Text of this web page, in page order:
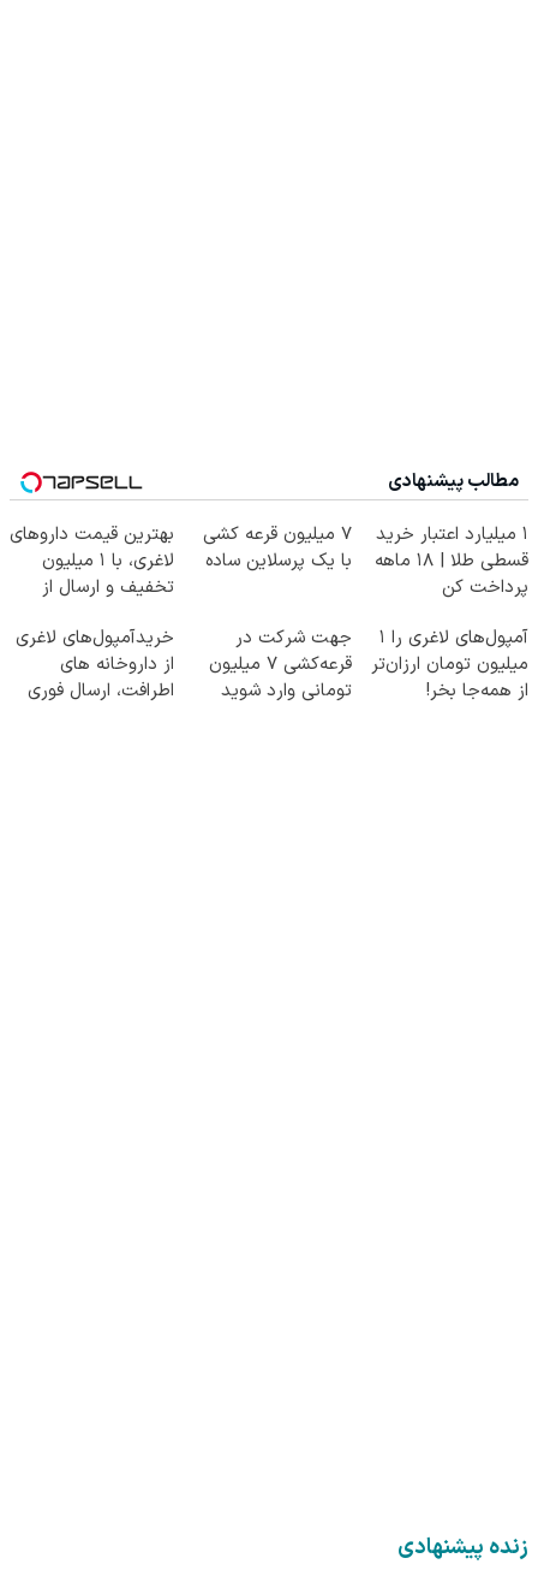
مطالب پیشنهادی
۱ میلیارد اعتبار خرید
قسطی طلا | ۱۸ ماهه
پرداخت کن
7 میلیون قرعه کشی
با یک پرسلاین ساده
بهترین قیمت داروهای
لاغری، با ۱ میلیون
تخفیف و ارسال از
آمپول‌های لاغری را ۱
میلیون تومان ارزان‌تر
از همه‌جا بخر!
جهت شرکت در
قرعه‌کشی ۷ میلیون
تومانی وارد شوید
خریدآمپول‌های لاغری
از داروخانه های
اطرافت، ارسال فوری
زنده پیشنهادی